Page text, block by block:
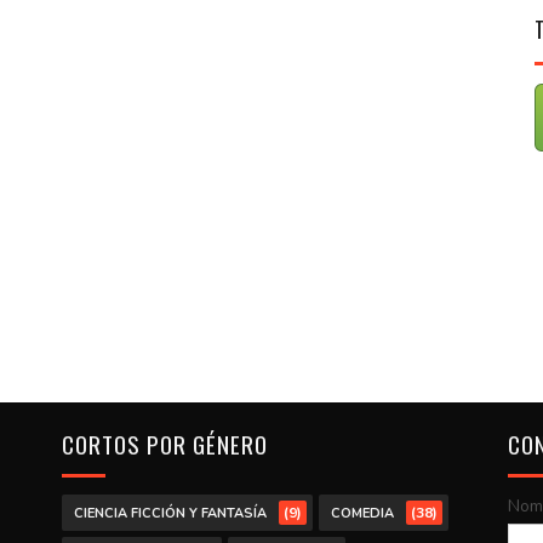
CORTOS POR GÉNERO
CIENCIA FICCIÓN Y FANTASÍA (9) COMEDIA (38)